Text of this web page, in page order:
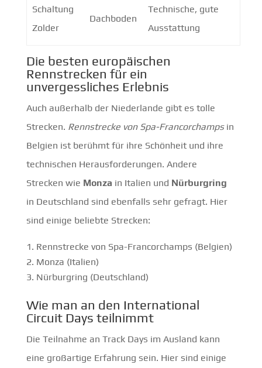
Schaltung
Zolder
Dachboden
Technische, gute
Ausstattung
Die besten europäischen
Rennstrecken für ein
unvergessliches Erlebnis
Auch außerhalb der Niederlande gibt es tolle
Strecken. Rennstrecke von Spa-Francorchampsin
Belgien ist berühmt für ihre Schönheit und ihre
technischen Herausforderungen. Andere
Strecken wie Monza in Italien und Nürburgring
in Deutschland sind ebenfalls sehr gefragt. Hier
sind einige beliebte Strecken:
Rennstrecke von Spa-Francorchamps (Belgien)
Monza (Italien)
Nürburgring (Deutschland)
Wie man an den International
Circuit Days teilnimmt
Die Teilnahme an Track Days im Ausland kann
eine großartige Erfahrung sein. Hier sind einige